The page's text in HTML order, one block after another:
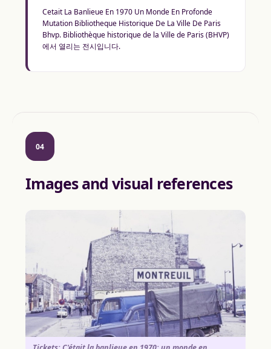
Cetait La Banlieue En 1970 Un Monde En Profonde
Mutation Bibliotheque Historique De La Ville De Paris
Bhvp. Bibliothèque historique de la Ville de Paris (BHVP)
에서 열리는 전시입니다.
04
Images and visual references